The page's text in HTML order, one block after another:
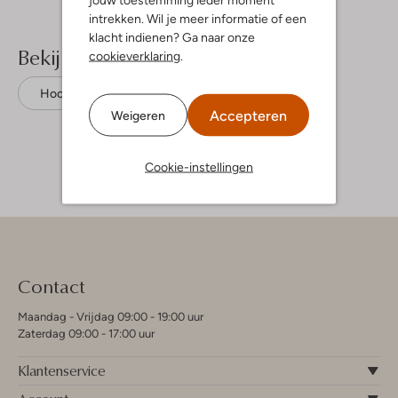
intrekken. Wil je meer informatie of een
klacht indienen? Ga naar onze
cookieverklaring.
Weigeren Accepteren
Cookie-instellingen
Bekijk meer
Hoodies Retour Sweatstof
Contact
Maandag - Vrijdag 09:00 - 19:00 uur
Zaterdag 09:00 - 17:00 uur
Klantenservice